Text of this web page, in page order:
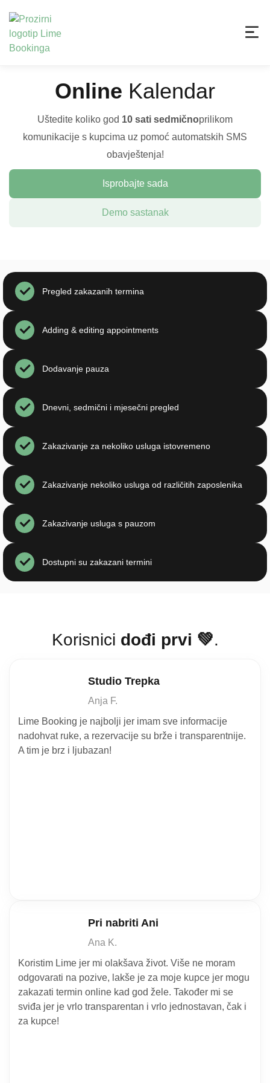
Online Kalendar
Uštedite koliko god 10 sati sedmičnoprilikom
komunikacije s kupcima uz pomoć automatskih SMS
obavještenja!
Isprobajte sada
Demo sastanak
Pregled zakazanih termina
Adding & editing appointments
Dodavanje pauza
Dnevni, sedmični i mjesečni pregled
Zakazivanje za nekoliko usluga istovremeno
Zakazivanje nekoliko usluga od različitih zaposlenika
Zakazivanje usluga s pauzom
Dostupni su zakazani termini
Korisnici dođi prvi 💚.
Studio Trepka
Anja F.
Lime Booking je najbolji jer imam sve informacije
nadohvat ruke, a rezervacije su brže i transparentnije.
A tim je brz i ljubazan!
Pri nabriti Ani
Ana K.
Koristim Lime jer mi olakšava život. Više ne moram
odgovarati na pozive, lakše je za moje kupce jer mogu
zakazati termin online kad god žele. Također mi se
sviđa jer je vrlo transparentan i vrlo jednostavan, čak i
za kupce!